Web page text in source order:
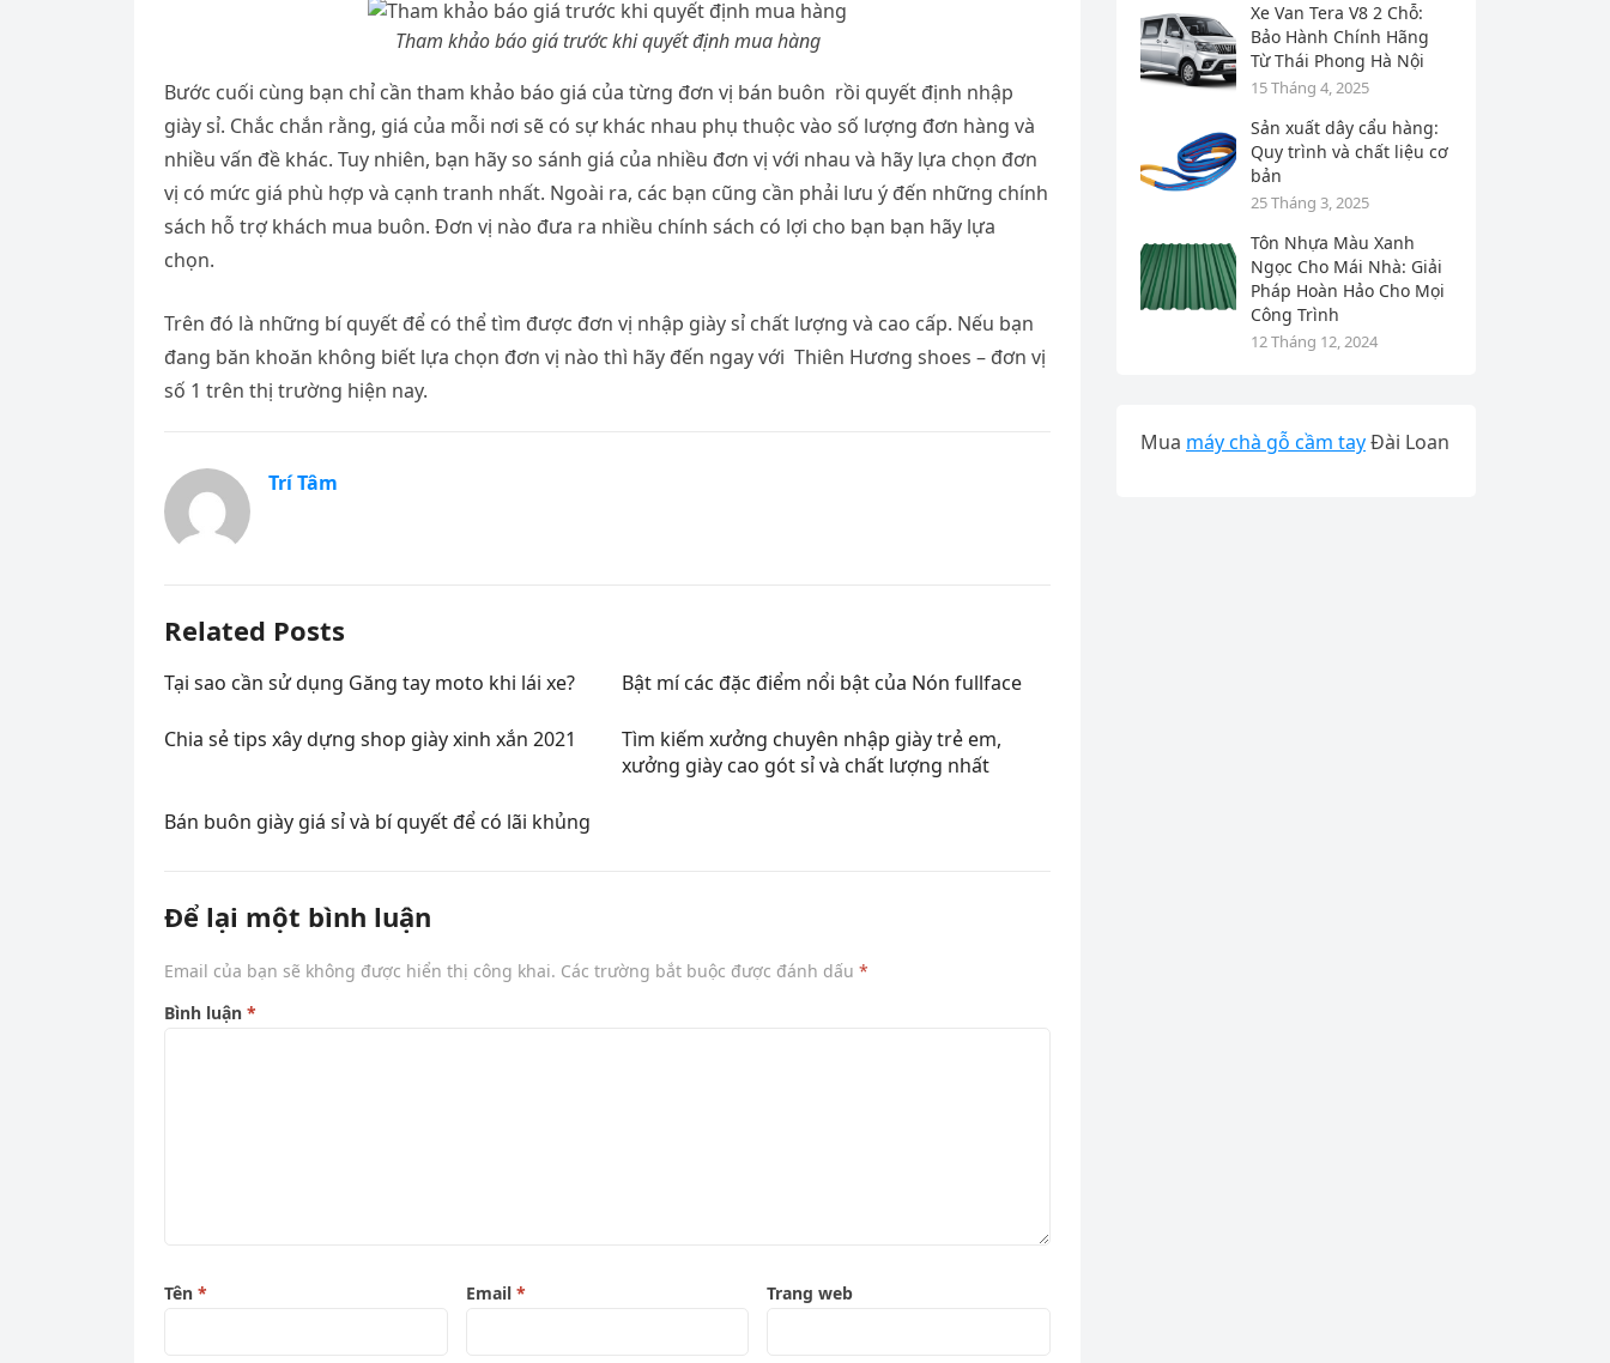
Tham khảo báo giá trước khi quyết định mua hàng
Bước cuối cùng bạn chỉ cần tham khảo báo giá của từng đơn vị bán buôn rồi quyết định nhập
giày sỉ. Chắc chắn rằng, giá của mỗi nơi sẽ có sự khác nhau phụ thuộc vào số lượng đơn hàng và
nhiều vấn đề khác. Tuy nhiên, bạn hãy so sánh giá của nhiều đơn vị với nhau và hãy lựa chọn đơn
vị có mức giá phù hợp và cạnh tranh nhất. Ngoài ra, các bạn cũng cần phải lưu ý đến những chính
sách hỗ trợ khách mua buôn. Đơn vị nào đưa ra nhiều chính sách có lợi cho bạn bạn hãy lựa
chọn.
Trên đó là những bí quyết để có thể tìm được đơn vị nhập giày sỉ chất lượng và cao cấp. Nếu bạn
đang băn khoăn không biết lựa chọn đơn vị nào thì hãy đến ngay với Thiên Hương shoes – đơn vị
số 1 trên thị trường hiện nay.
Trí Tâm
Related Posts
Tại sao cần sử dụng Găng tay moto khi lái xe? Bật mí các đặc điểm nổi bật của Nón fullface
Chia sẻ tips xây dựng shop giày xinh xắn 2021
Tìm kiếm xưởng chuyên nhập giày trẻ em,
xưởng giày cao gót sỉ và chất lượng nhất
Bán buôn giày giá sỉ và bí quyết để có lãi khủng
Để lại một bình luận
Email của bạn sẽ không được hiển thị công khai. Các trường bắt buộc được đánh dấu *
Bình luận *
Tên * Email * Trang web
Xe Van Tera V8 2 Chỗ:
Bảo Hành Chính Hãng
Từ Thái Phong Hà Nội
15 Tháng 4, 2025
Sản xuất dây cẩu hàng:
Quy trình và chất liệu cơ
bản
25 Tháng 3, 2025
Tôn Nhựa Màu Xanh
Ngọc Cho Mái Nhà: Giải
Pháp Hoàn Hảo Cho Mọi
Công Trình
12 Tháng 12, 2024
Mua máy chà gỗ cầm tayĐài Loan